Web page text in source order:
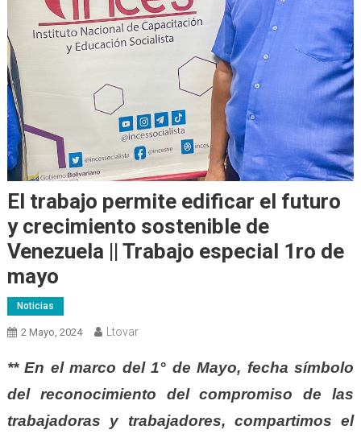
El trabajo permite edificar el futuro
y crecimiento sostenible de
Venezuela || Trabajo especial 1ro de
mayo
Noticias
2 Mayo, 2024 Ltovar
** En el marco del 1° de Mayo, fecha símbolo
del reconocimiento del compromiso de las
trabajadoras y trabajadores, compartimos el